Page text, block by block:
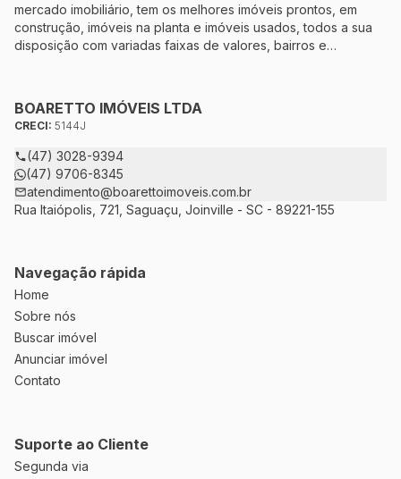
mercado imobiliário, tem os melhores imóveis prontos, em
construção, imóveis na planta e imóveis usados, todos a sua
disposição com variadas faixas de valores, bairros e
ao CRECI-5144J – estarão sempre prontos para responder-lhe
todas as suas dúvidas sobre casas, apartamentos, terrenos,
salas comerciais e outros produtos imobiliários.
BOARETTO IMÓVEIS LTDA
CRECI: 5144J
(47) 3028-9394
(47) 9706-8345
atendimento@boarettoimoveis.com.br
Rua Itaiópolis, 721, Saguaçu, Joinville - SC - 89221-155
Navegação rápida
Home
Sobre nós
Buscar imóvel
Anunciar imóvel
Contato
Suporte ao Cliente
Segunda via